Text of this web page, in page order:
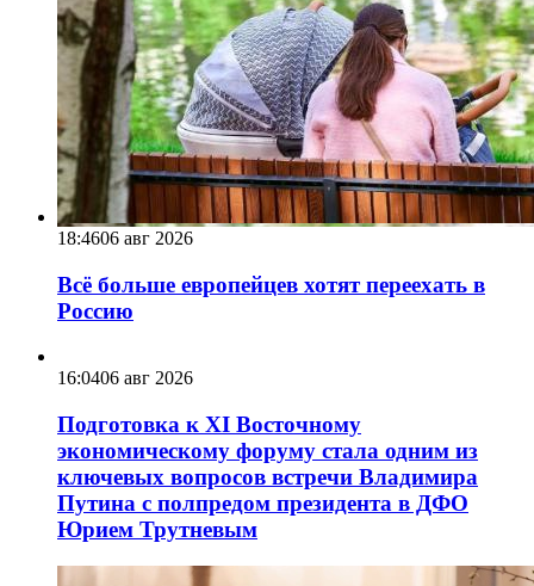
18:4606 авг 2026
Всё больше европейцев хотят переехать в
Россию
16:0406 авг 2026
Подготовка к XI Восточному
экономическому форуму стала одним из
ключевых вопросов встречи Владимира
Путина с полпредом президента в ДФО
Юрием Трутневым